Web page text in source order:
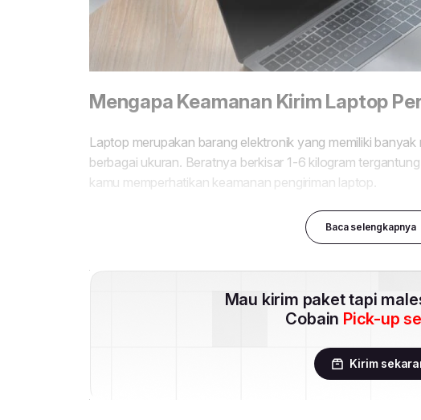
Baca selengkapnya
Mau kirim paket tapi
Cobain Pick-up
Kirim